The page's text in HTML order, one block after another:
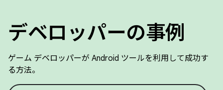
デベロッパーの事例
ゲーム デベロッパーが Android ツールを利用して成功す
る方法。